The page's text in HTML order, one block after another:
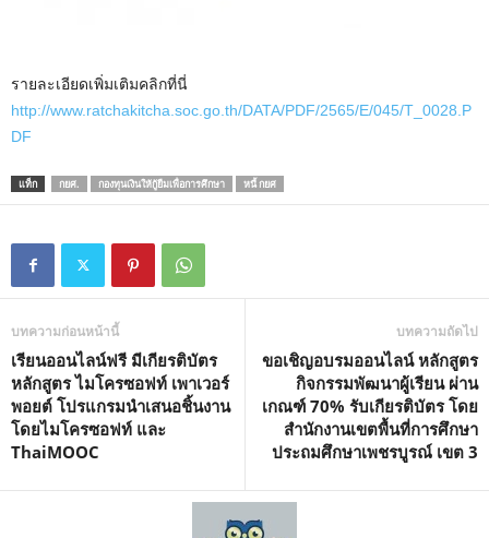
รายละเอียดเพิ่มเติมคลิกที่นี่
http://www.ratchakitcha.soc.go.th/DATA/PDF/2565/E/045/T_0028.P
DF
แท็ก กยศ. กองทุนเงินให้กู้ยืมเพื่อการศึกษา หนี้ กยศ
บทความก่อนหน้านี้
เรียนออนไลน์ฟรี มีเกียรติบัตร
หลักสูตร ไมโครซอฟท์ เพาเวอร์
พอยต์ โปรแกรมนำเสนอชิ้นงาน
โดยไมโครซอฟท์ และ
ThaiMOOC
บทความถัดไป
ขอเชิญอบรมออนไลน์ หลักสูตร
กิจกรรมพัฒนาผู้เรียน ผ่าน
เกณฑ์ 70% รับเกียรติบัตร โดย
สำนักงานเขตพื้นที่การศึกษา
ประถมศึกษาเพชรบูรณ์ เขต 3